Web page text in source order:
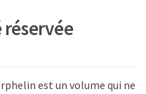
réservée
est un volume qui ne